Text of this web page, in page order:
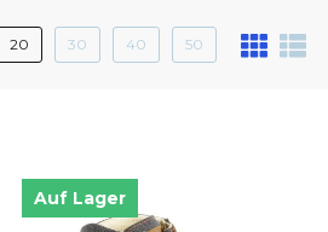
20 30 40 50
Auf Lager